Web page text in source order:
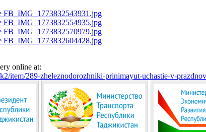
online at:
item/289-zheleznodorozhniki-prinimayut-uchastie-v-